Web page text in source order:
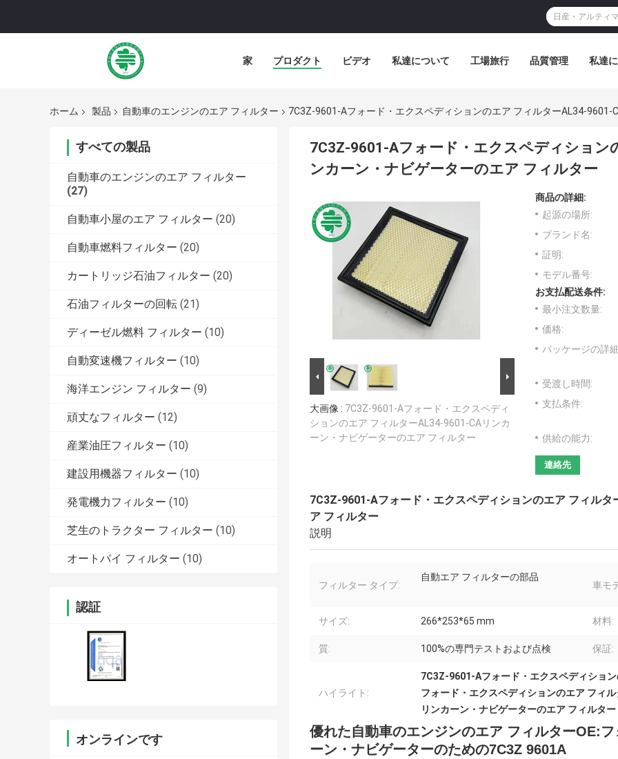
家 プロダクト ビデオ 私達について 工場旅行 品質管理 私達
ホーム 製品 自動車のエンジンのエア フィルター 7C3Z-9601-Aフォード・エクスペディションのエア フィルターAL34-
すべての製品
自動車のエンジンのエア フィルター
(27)
自動車小屋のエア フィルター (20)
自動車燃料フィルター (20)
カートリッジ石油フィルター (20)
石油フィルターの回転 (21)
ディーゼル燃料 フィルター (10)
自動変速機フィルター (10)
海洋エンジン フィルター (9)
頑丈なフィルター (12)
産業油圧フィルター (10)
建設用機器フィルター (10)
発電機力フィルター (10)
芝生のトラクター フィルター (10)
オートバイ フィルター (10)
認証
オンラインです
7C3Z-9601-Aフォード・エクスペディション
ンカーン・ナビゲーターのエア フィルター
大画像 : 7C3Z-9601-Aフォード・エクスペディ
ションのエア フィルターAL34-9601-CAリンカ
ーン・ナビゲーターのエア フィルター
商品の詳細:
起源の場所:
ブランド名:
証明:
モデル番号:
お支払配送条件:
最小注文数量:
価格:
パッケージの詳
受渡し時間:
支払条件:
供給の能力:
連絡先
7C3Z-9601-Aフォード・エクスペディションのエア フィル
ア フィルター
説明
フィルター タイプ:
自動エア フィルターの部品
車モ
サイズ: 266*253*65 mm 材料:
質: 100%の専門テストおよび点検 保証:
ハイライト:
7C3Z-9601-Aフォード・エクスペディショ
フォード・エクスペディションのエア フィ
リンカーン・ナビゲーターのエア フィルター
優れた自動車のエンジンのエア フィルターOE:
ーン・ナビゲーターのための7C3Z 9601A